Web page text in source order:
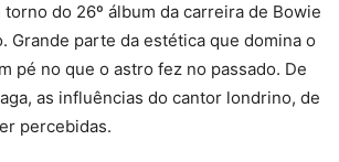
do 26º álbum da carreira de Bowie
Grande parte da estética que domina o
pé no que o astro fez no passado. De
as influências do cantor londrino, de
percebidas.